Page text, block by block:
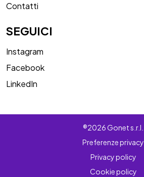
Contatti
SEGUICI
Instagram
Facebook
LinkedIn
®2026 Gonet s.r.l.
Preferenze privacy
Privacy policy
Cookie policy